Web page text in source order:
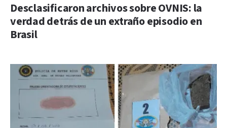
Desclasificaron archivos sobre OVNIS: la
verdad detrás de un extraño episodio en
Brasil